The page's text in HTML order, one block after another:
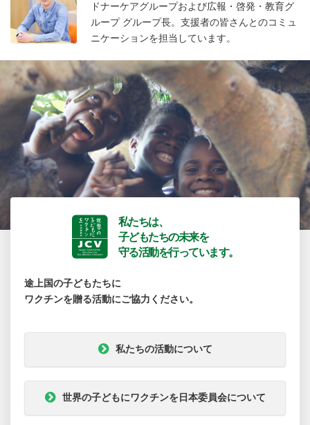
ドナーケアグループおよび広報・啓発・教育グ
ループ グループ長。支援者の皆さんとのコミュ
ニケーションを担当しています。
私たちは、
子どもたちの未来を
守る活動を行っています。
途上国の子どもたちに
ワクチンを贈る活動にご協力ください。
私たちの活動について
世界の子どもにワクチンを日本委員会について